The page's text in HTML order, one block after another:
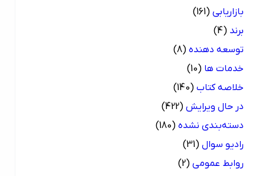
بازاریابی (161)
(4)
توسعه دهنده (8)
خدمات ها (10)
خلاصه کتاب (140)
در حال ویرایش (422)
دسته‌بندی نشده (180)
رادیو سوال (31)
روابط عمومی (2)